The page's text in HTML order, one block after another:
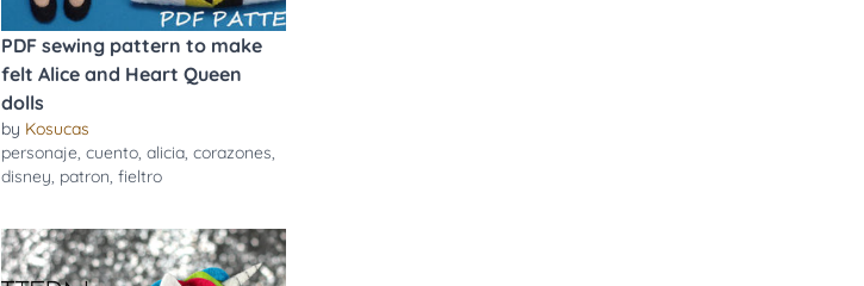
PDF sewing pattern to make
felt Alice and Heart Queen
dolls
by Kosucas
personaje,cuento,alicia,corazones,
disney, patron,fieltro